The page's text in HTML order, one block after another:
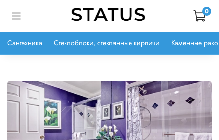
0
Сантехника Стеклоблоки, стеклянные кирпичи Каменные